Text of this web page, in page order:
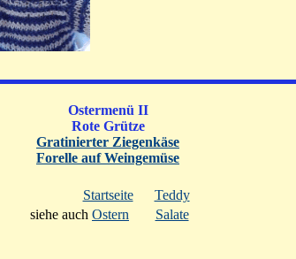
Ostermenü II
Rote Grütze
Gratinierter Ziegenkäse
Forelle auf Weingemüse
Startseite
Teddy
siehe auch Ostern Salate